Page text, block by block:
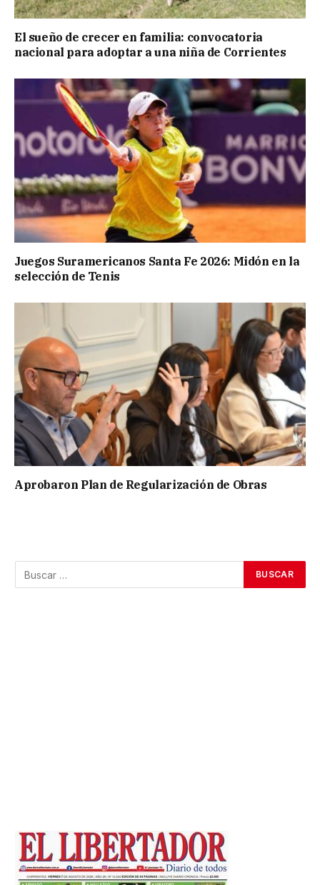
El sueño de crecer en familia: convocatoria
nacional para adoptar a una niña de Corrientes
Juegos Suramericanos Santa Fe 2026: Midón en la
selección de Tenis
Aprobaron Plan de Regularización de Obras